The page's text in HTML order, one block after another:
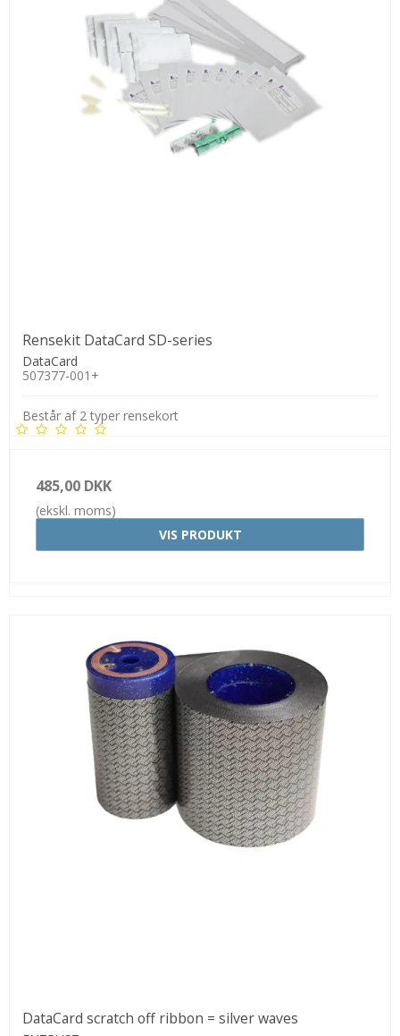
Rensekit DataCard SD-series
DataCard
507377-001+
Består af 2 typer rensekort
485,00 DKK
(ekskl. moms)
VIS PRODUKT
DataCard scratch off ribbon = silver waves